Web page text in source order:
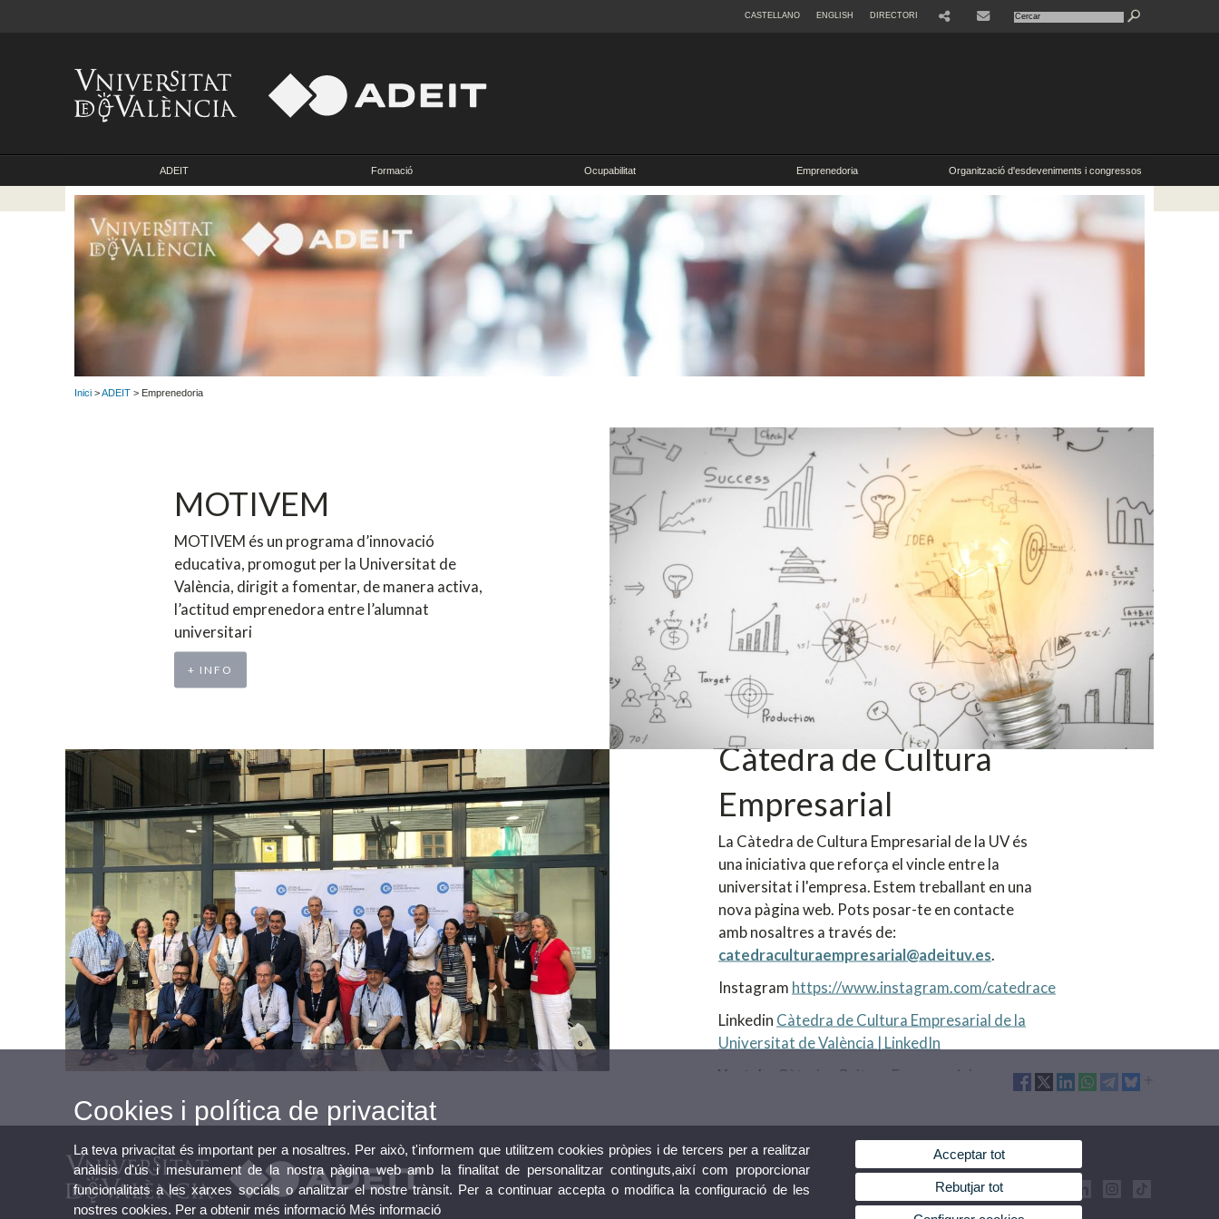
CASTELLANO ENGLISH DIRECTORI
ADEIT Formació Ocupabilitat Emprenedoria Organització d'esdeveniments i congressos
Inici >ADEIT > Emprenedoria
MOTIVEM
MOTIVEM és un programa d’innovació
educativa, promogut per la Universitat de
València, dirigit a fomentar, de manera activa,
l’actitud emprenedora entre l’alumnat
universitari
+ INFO
Càtedra de Cultura
Empresarial
La Càtedra de Cultura Empresarial de la UV és
una iniciativa que reforça el vincle entre la
universitat i l'empresa. Estem treballant en una
nova pàgina web. Pots posar-te en contacte
amb nosaltres a través de:
catedraculturaempresarial@adeituv.es
Instagram https://www.instagram.com/catedrace
Linkedin Càtedra de Cultura Empresarial de la
Universitat de València | LinkedIn
Youtube
Càtedra Cultura Empresarial
Cookies i política de privacitat
La teva privacitat és important per a nosaltres. Per això, t'informem que utilitzem cookies pròpies i de tercers per a realitzar
anàlisis d'ús i mesurament de la nostra pàgina web amb la finalitat de personalitzar continguts,així com proporcionar
funcionalitats a les xarxes socials o analitzar el nostre trànsit. Per a continuar accepta o modifica la configuració de les
nostres cookies. Per a obtenir més informació Més informació
Acceptar tot
Rebutjar tot